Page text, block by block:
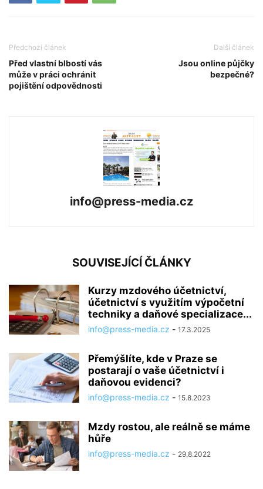
Předchozí článek
Před vlastní blbostí vás
může v práci ochránit
pojištění odpovědnosti
Další článek
Jsou online půjčky
bezpečné?
info@press-media.cz
SOUVISEJÍCÍ ČLÁNKY
Kurzy mzdového účetnictví,
účetnictví s využitím výpočetní
techniky a daňové specializace...
info@press-media.cz - 17.3.2025
Přemýšlíte, kde v Praze se
postarají o vaše účetnictví i
daňovou evidenci?
info@press-media.cz - 15.8.2023
Mzdy rostou, ale reálně se máme
hůře
info@press-media.cz - 29.8.2022